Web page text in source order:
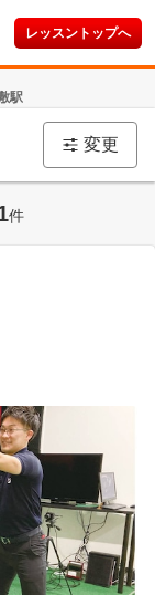
レッスントップへ
駅
変更
件